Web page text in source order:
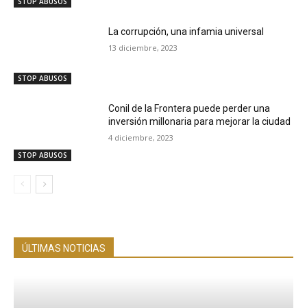
STOP ABUSOS
La corrupción, una infamia universal
13 diciembre, 2023
STOP ABUSOS
Conil de la Frontera puede perder una
inversión millonaria para mejorar la ciudad
4 diciembre, 2023
ÚLTIMAS NOTICIAS